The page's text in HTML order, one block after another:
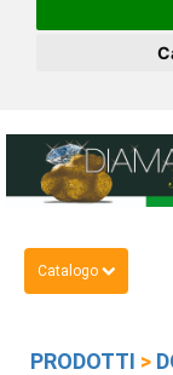
Catalogo
PRODOTTI >